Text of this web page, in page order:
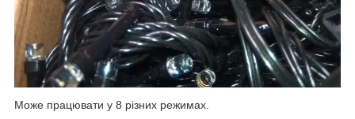
Може працювати у 8 різних режимах.